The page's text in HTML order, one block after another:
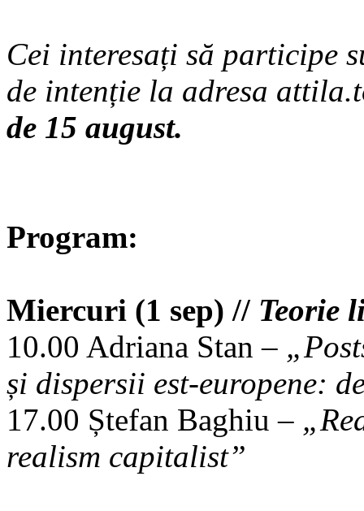
Cei interesați să participe
de intenție la adresa
de 15 august.
Program:
Miercuri (1 sep) // Teorie
10.00 Adriana Stan –
și dispersii est-europene:
17.00 Ștefan Baghiu –
realism capitalist”